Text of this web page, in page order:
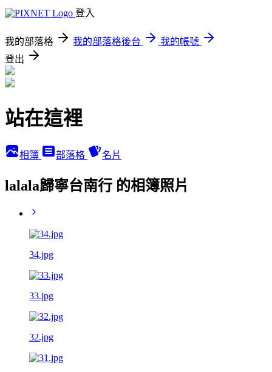
登入
我的部落格 我的部落格後台
我的帳號
登出
站在這裡
相簿 部落格 名片
lalala歸寧台南行 的相簿照片
34.jpg
33.jpg
32.jpg